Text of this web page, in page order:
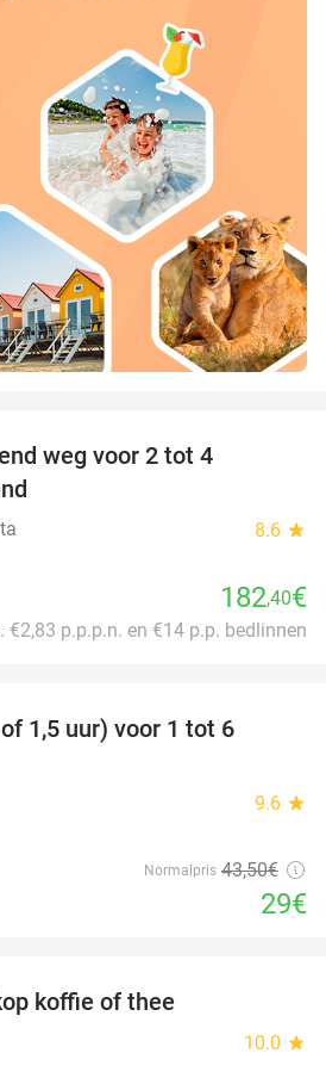
weg voor 2 tot 4
8.6 star
182,40€
€2,83 p.p.p.n. en €14 p.p. bedlinnen
1,5 uur) voor 1 tot 6
9.6 star
Normalpris 43,50€
29€
koffie of thee
10.0 star